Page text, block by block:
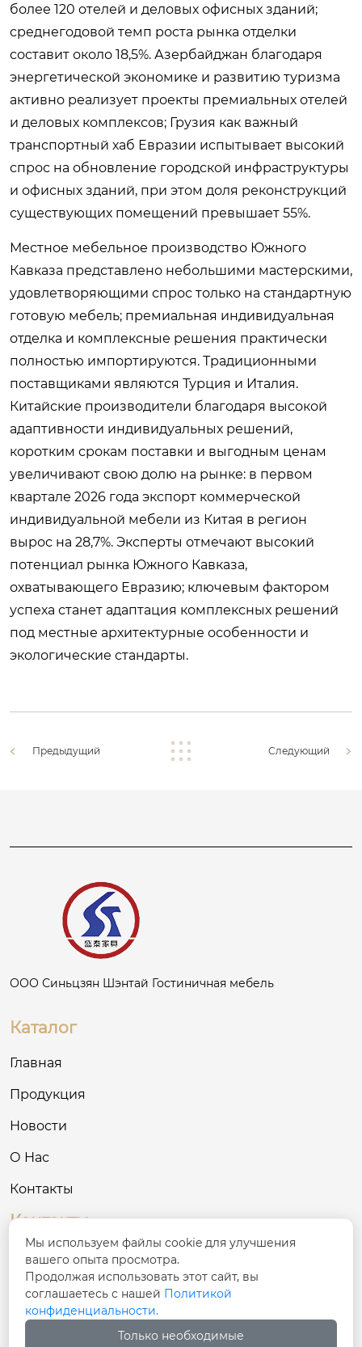
более 120 отелей и деловых офисных зданий;
среднегодовой темп роста рынка отделки
составит около 18,5%. Азербайджан благодаря
энергетической экономике и развитию туризма
активно реализует проекты премиальных отелей
и деловых комплексов; Грузия как важный
транспортный хаб Евразии испытывает высокий
спрос на обновление городской инфраструктуры
и офисных зданий, при этом доля реконструкций
существующих помещений превышает 55%.
Местное мебельное производство Южного
Кавказа представлено небольшими мастерскими,
удовлетворяющими спрос только на стандартную
готовую мебель; премиальная индивидуальная
отделка и комплексные решения практически
полностью импортируются. Традиционными
поставщиками являются Турция и Италия.
Китайские производители благодаря высокой
адаптивности индивидуальных решений,
коротким срокам поставки и выгодным ценам
увеличивают свою долю на рынке: в первом
квартале 2026 года экспорт коммерческой
индивидуальной мебели из Китая в регион
вырос на 28,7%. Эксперты отмечают высокий
потенциал рынка Южного Кавказа,
охватывающего Евразию; ключевым фактором
успеха станет адаптация комплексных решений
под местные архитектурные особенности и
экологические стандарты.
Предыдущий Следующий
ООО Синьцзян Шэнтай Гостиничная мебель
Каталог
Главная
Продукция
Новости
О Нас
Контакты
Контакты
 № 68, улица Синфу, уезд Хутуби, Чанцзи-
Хуэйский автономный округ, Синьцзян
 137781801@qq.com
Мы используем файлы cookie для улучшения
вашего опыта просмотра.
Продолжая использовать этот сайт, вы
соглашаетесь с нашей Политикой
конфиденциальности.
Только необходимые